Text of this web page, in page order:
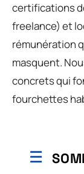
certifications
freelance) et
rémunération
masquent.
concrets qui
fourchettes